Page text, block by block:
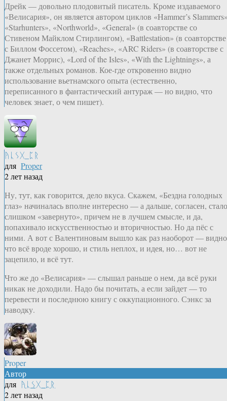
Дрейк — довольно плодовитый писатель. Кроме издаваемого
«Велисария», он является автором циклов «Hammer’s
«Starhunters», «Northworld», «General» (в соавторстве со
Стивеном Майклом Стирлингом), «Battlestation» (в соавторстве
с Биллом Фоссетом), «Reaches», «ARC Riders» (в соавторстве с
Джанет Моррис), «Lord of the Isles», «With the Lightnings», а
также отдельных романов. Кое-где откровенно видно
использование вьетнамского опыта (естественно,
переписанного в фантастический антураж — но видно, что
человек знает, о чем пишет).
ᚤᚳᛊᚷ_ᛈᚱ
для Proper
2 лет назад
Ну, тут, как говорится, дело вкуса. Скажем, «Бездна голодных
глаз» начиналась вполне интересно — а дальше, согласен, стало
слишком «завернуто», причем не в лучшем смысле, и да,
попахивало искусственностью и вторичностью. Но да пёс с
ними. А вот с Валентиновым вышло как раз наоборот —
что всё вроде хорошо, и стиль неплох, и идея, но… вот не
зацепило, и всё тут.
Что же до «Велисария» — слышал раньше о нем, да всё руки
никак не доходили. Надо бы почитать, а если зайдет — то
перевести и последнюю книгу с оккупационного. Сэнкс за
наводку.
Proper
Автор
для ᚤᚳᛊᚷ_ᛈᚱ
2 лет назад